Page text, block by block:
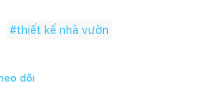
#thiết kế nhà vườn
dõi